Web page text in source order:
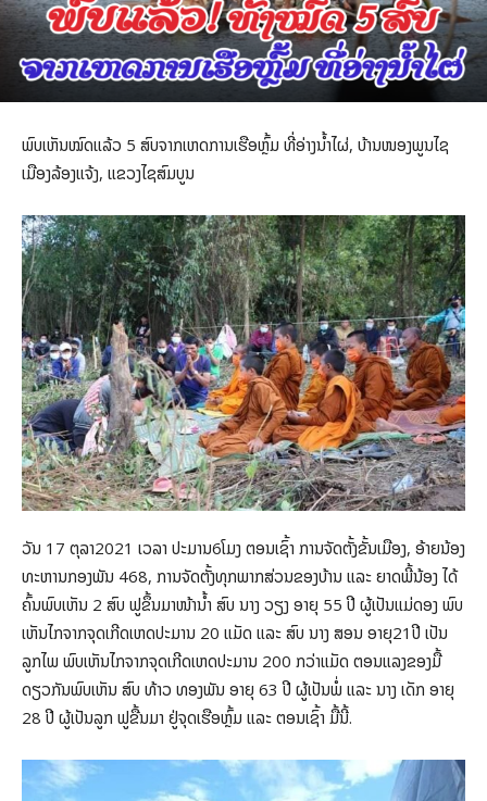
ພົບເຫັນໝົດແລ້ວ 5 ສົບຈາກເຫດການເຮືອຫຼົ້ມ ທີ່ອ່າງນ້ຳໄຜ່, ບ້ານໜອງພູນໄຊ
ເມືອງລ້ອງແຈ້ງ, ແຂວງໄຊສົມບູນ
ວັນ 17 ຕຸລາ2021 ເວລາ ປະມານ6ໂມງ ຕອນເຊົ້າ ການຈັດຕັ້ງຂັ້ນເມືອງ, ອ້າຍນ້ອງ
ທະຫານກອງພັນ 468, ການຈັດຕັ້ງທຸກພາກສ່ວນຂອງບ້ານ ແລະ ຍາດພີ້ນ້ອງ ໄດ້
ຄົ້ນພົບເຫັນ 2 ສົບ ຟູຂຶ້ນມາໜ້ານ້ຳ ສົບ ນາງ ວຽງ ອາຍຸ 55 ປີ ຜູ້ເປັນແມ່ດອງ ພົບ
ເຫັນໄກຈາກຈຸດເກີດເຫດປະມານ 20 ແມັດ ແລະ ສົບ ນາງ ສອນ ອາຍຸ21ປີ ເປັນ
ລູກໄພ ພົບເຫັນໄກຈາກຈຸດເກີດເຫດປະມານ 200 ກວ່າແມັດ ຕອນແລງຂອງມື້
ດຽວກັນພົບເຫັນ ສົບ ທ້າວ ທອງພັນ ອາຍຸ 63 ປີ ຜູ້ເປັນພໍ່ ແລະ ນາງ ເດັກ ອາຍຸ
28 ປີ ຜູ້ເປັນລູກ ຟູຂື້ນມາ ຢູ່ຈຸດເຮືອຫຼົ້ມ ແລະ ຕອນເຊົ້າ ມື້ນີ້.